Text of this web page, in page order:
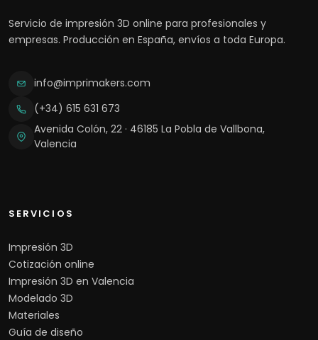
Servicio de impresión 3D online para profesionales y
empresas. Producción en España, envíos a toda Europa.
info@imprimakers.com
(+34) 615 631 673
Avenida Colón, 22 · 46185 La Pobla de Vallbona,
Valencia
SERVICIOS
Impresión 3D
Cotización online
Impresión 3D en Valencia
Modelado 3D
Materiales
Guía de diseño